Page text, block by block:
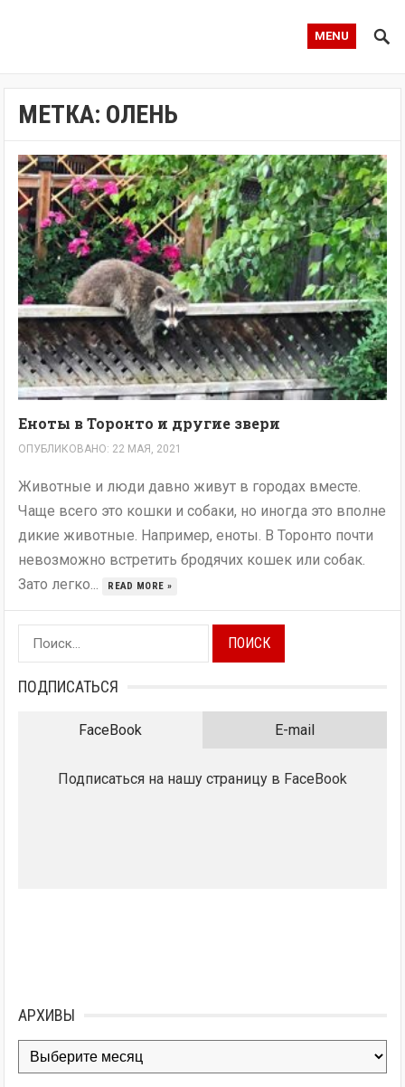
MENU
МЕТКА: ОЛЕНЬ
Еноты в Торонто и другие звери
ОПУБЛИКОВАНО: 22 МАЯ, 2021
Животные и люди давно живут в городах вместе.
Чаще всего это кошки и собаки, но иногда это вполне
дикие животные. Например, еноты. В Торонто почти
невозможно встретить бродячих кошек или собак.
Зато легко...
READ MORE »
Найти:
ПОДПИСАТЬСЯ
FaceBook E-mail
Подписаться на нашу страницу в FaceBook
АРХИВЫ
Архивы